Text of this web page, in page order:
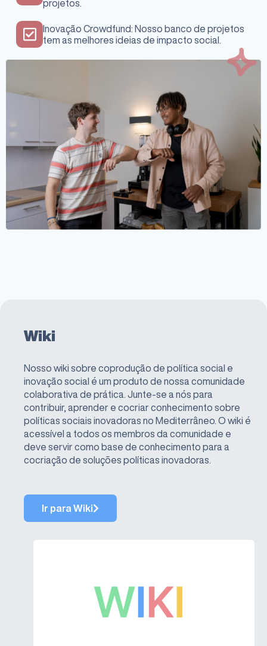
projetos.
Inovação Crowdfund: Nosso banco de projetos
tem as melhores ideias de impacto social.
Wiki
Nosso wiki sobre coprodução de política social e
inovação social é um produto de nossa comunidade
colaborativa de prática. Junte-se a nós para
contribuir, aprender e cocriar conhecimento sobre
políticas sociais inovadoras no Mediterrâneo. O wiki é
acessível a todos os membros da comunidade e
deve servir como base de conhecimento para a
cocriação de soluções políticas inovadoras.
Ir para Wiki